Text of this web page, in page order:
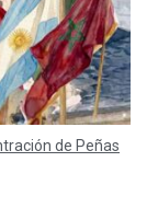
de Peñas